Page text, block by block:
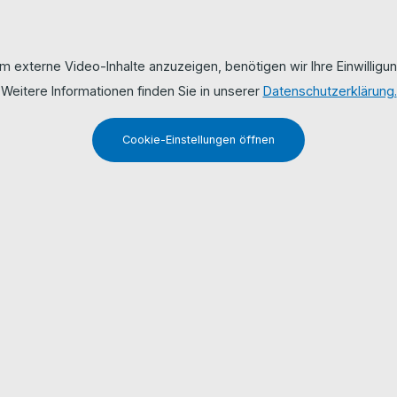
externe Video-Inhalte anzuzeigen, benötigen wir Ihre
Weitere Informationen finden Sie in unserer Datenschutzerklärung.
Cookie-Einstellungen öffnen